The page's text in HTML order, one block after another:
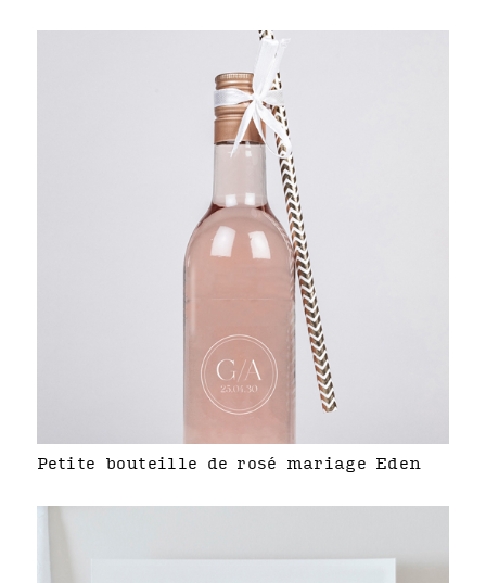
Petite bouteille de rosé mariage Eden